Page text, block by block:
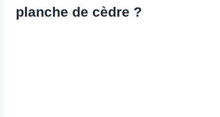
planche de cèdre ?